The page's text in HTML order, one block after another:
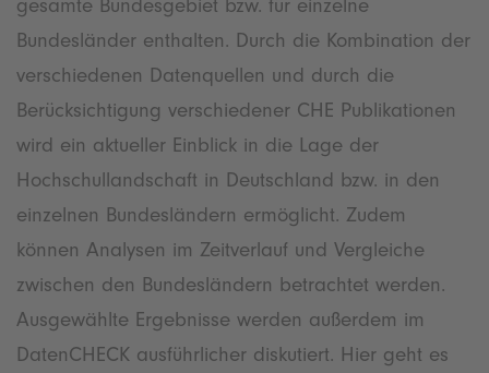
gesamte Bundesgebiet bzw. für einzelne
Bundesländer enthalten. Durch die Kombination der
verschiedenen Datenquellen und durch die
Berücksichtigung verschiedener CHE Publikationen
wird ein aktueller Einblick in die Lage der
Hochschullandschaft in Deutschland bzw. in den
einzelnen Bundesländern ermöglicht. Zudem
können Analysen im Zeitverlauf und Vergleiche
zwischen den Bundesländern betrachtet werden.
Ausgewählte Ergebnisse werden außerdem im
DatenCHECK ausführlicher diskutiert. Hier geht es